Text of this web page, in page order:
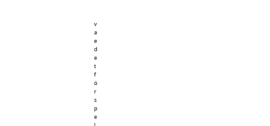
v
a
e
d
e
t
f
ö
r
s
p
e